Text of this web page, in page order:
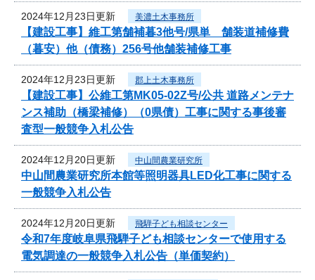
2024年12月23日更新 美濃土木事務所
【建設工事】維工第舗補暮3他号/県単 舗装道補修費
（暮安）他（債務）256号他舗装補修工事
2024年12月23日更新 郡上土木事務所
【建設工事】公維工第MK05-02Z号/公共 道路メンテナ
ンス補助（橋梁補修）（0県債）工事に関する事後審
査型一般競争入札公告
2024年12月20日更新 中山間農業研究所
中山間農業研究所本館等照明器具LED化工事に関する
一般競争入札公告
2024年12月20日更新 飛騨子ども相談センター
令和7年度岐阜県飛騨子ども相談センターで使用する
電気調達の一般競争入札公告（単価契約）